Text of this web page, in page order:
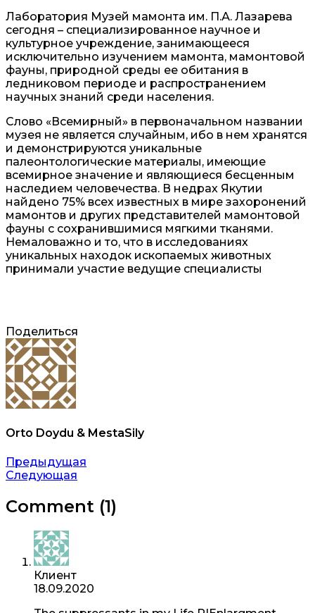
Лаборатория Музей мамонта им. П.А. Лазарева
сегодня – специализированное научное и
культурное учреждение, занимающееся
исключительно изучением мамонта, мамонтовой
фауны, природной среды ее обитания в
ледниковом периоде и распространением
научных знаний среди населения.
Слово «Всемирный» в первоначальном названии
музея не является случайным, ибо в нем хранятся
и демонстрируются уникальные
палеонтологические материалы, имеющие
всемирное значение и являющиеся бесценным
наследием человечества. В недрах Якутии
найдено 75% всех известных в мире захоронений
мамонтов и других представителей мамонтовой
фауны с сохранившимися мягкими тканями.
Немаловажно и то, что в исследованиях
уникальных находок ископаемых животных
принимали участие ведущие специалисты
Поделиться
Orto Doydu & MestaSily
Навигация
по
записям
Предыдущая
Следующая
Comment (1)
Клиент
18.09.2020